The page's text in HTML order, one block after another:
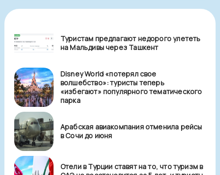
Туристам предлагают недорого улететь
на Мальдивы через Ташкент
Disney World «потерял свое
волшебство»: туристы теперь
«избегают» популярного тематического
парка
Арабская авиакомпания отменила рейсы
в Сочи до июня
Отели в Турции ставят на то, что туризм в